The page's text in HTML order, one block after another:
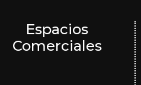
Espacios
Comerciales